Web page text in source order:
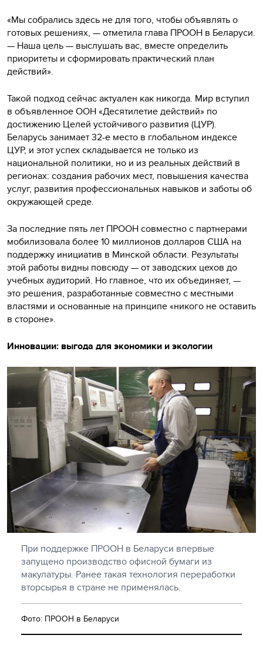
«Мы собрались здесь не для того, чтобы объявлять о
готовых решениях, — отметила глава ПРООН в Беларуси.
— Наша цель — выслушать вас, вместе определить
приоритеты и сформировать практический план
действий».
Такой подход сейчас актуален как никогда. Мир вступил
в объявленное ООН «Десятилетие действий» по
достижению Целей устойчивого развития (ЦУР).
Беларусь занимает 32-е место в глобальном индексе
ЦУР, и этот успех складывается не только из
национальной политики, но и из реальных действий в
регионах: создания рабочих мест, повышения качества
услуг, развития профессиональных навыков и заботы об
окружающей среде.
За последние пять лет ПРООН совместно с партнерами
мобилизовала более 10 миллионов долларов США на
поддержку инициатив в Минской области. Результаты
этой работы видны повсюду — от заводских цехов до
учебных аудиторий. Но главное, что их объединяет, —
это решения, разработанные совместно с местными
властями и основанные на принципе «никого не оставить
в стороне».
Инновации: выгода для экономики и экологии
При поддержке ПРООН в Беларуси впервые
запущено производство офисной бумаги из
макулатуры. Ранее такая технология переработки
вторсырья в стране не применялась.
Фото: ПРООН в Беларуси